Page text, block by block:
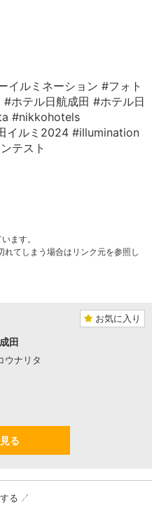
イルミネーション #フォト
#ホテル日航成田 #ホテル日
#nikkohotels
イルミ2024 #illumination
テスト
ます。
てしまう場合はリンク元を参照し
お気に入り
田
ウナリタ
る
る